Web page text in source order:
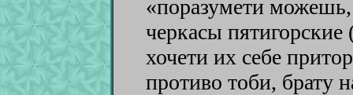
«поразумети
черкасы
хочети их себе
противо тоби, брату